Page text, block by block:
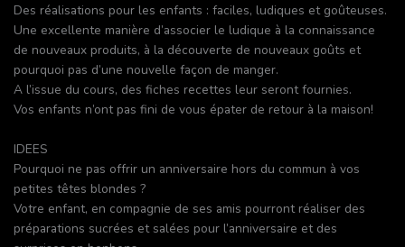
Des réalisations pour les enfants : faciles, ludiques et goûteuses.
Une excellente manière d’associer le ludique à la connaissance
de nouveaux produits, à la découverte de nouveaux goûts et
pourquoi pas d’une nouvelle façon de manger.
A l’issue du cours, des fiches recettes leur seront fournies.
Vos enfants n’ont pas fini de vous épater de retour à la maison!
IDEES
Pourquoi ne pas offrir un anniversaire hors du commun à vos
petites têtes blondes ?
Votre enfant, en compagnie de ses amis pourront réaliser des
préparations sucrées et salées pour l’anniversaire et des